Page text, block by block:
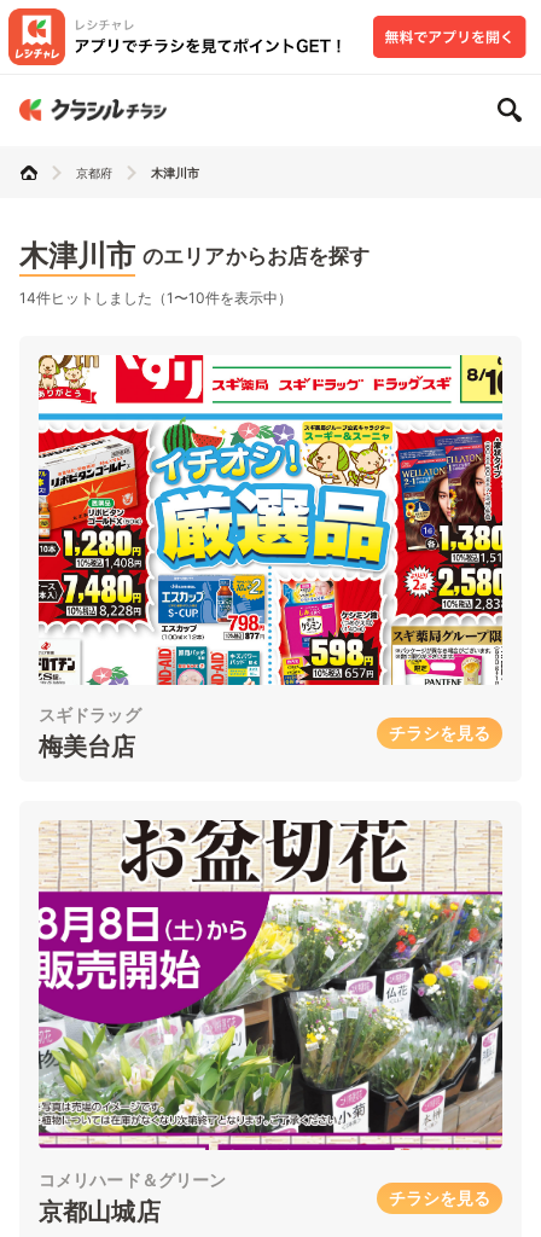
京都府 木津川市
木津川市 のエリアからお店を探す
14件ヒットしました（1〜10件を表示中）
スギドラッグ
梅美台店 チラシを見る
コメリハード＆グリーン
京都山城店 チラシを見る